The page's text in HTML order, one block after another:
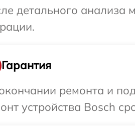
детального анализа
Гарантия
ремонта и
устройства Bosch